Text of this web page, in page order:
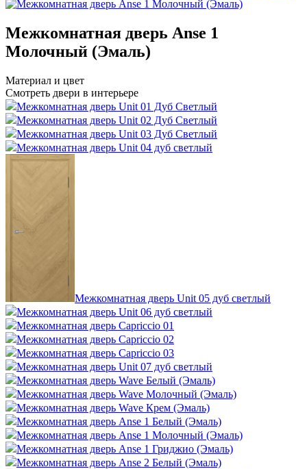
Межкомнатная дверь Anse 1
Молочный (Эмаль)
Материал и цвет
Смотреть двери в интерьере
Межкомнатная дверь Unit 01 Дуб Светлый
Межкомнатная дверь Unit 02 Дуб Светлый
Межкомнатная дверь Unit 03 Дуб Светлый
Межкомнатная дверь Unit 04 дуб светлый
Межкомнатная дверь Unit 05 дуб светлый
Межкомнатная дверь Unit 06 дуб светлый
Межкомнатная дверь Capriccio 01
Межкомнатная дверь Capriccio 02
Межкомнатная дверь Capriccio 03
Межкомнатная дверь Unit 07 дуб светлый
Межкомнатная дверь Wave Белый (Эмаль)
Межкомнатная дверь Wave Молочный (Эмаль)
Межкомнатная дверь Wave Крем (Эмаль)
Межкомнатная дверь Anse 1 Белый (Эмаль)
Межкомнатная дверь Anse 1 Молочный (Эмаль)
Межкомнатная дверь Anse 1 Гриджио (Эмаль)
Межкомнатная дверь Anse 2 Белый (Эмаль)